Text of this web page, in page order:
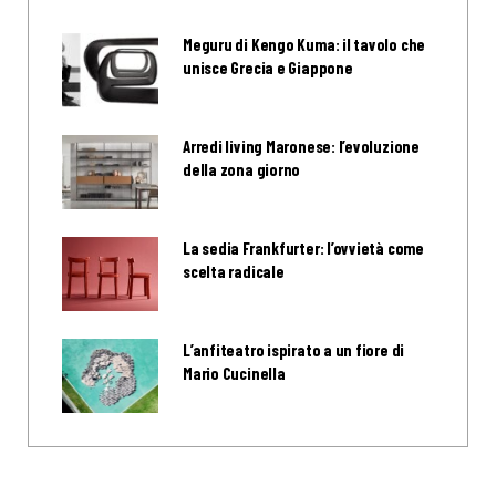
Meguru di Kengo Kuma: il tavolo che
unisce Grecia e Giappone
Arredi living Maronese: l’evoluzione
della zona giorno
La sedia Frankfurter: l’ovvietà come
scelta radicale
L’anfiteatro ispirato a un fiore di
Mario Cucinella